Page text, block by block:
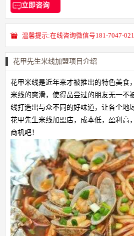
立即咨询
温馨提示:在线咨询微信号181-7047-
花甲先生米线加盟项目介绍
花甲米线是近年来才被推出的特色美食
米线的爽滑，使得品尝过的朋友无一不
线打造出与众不同的好味道，让各个地
花甲先生米线加盟店，成本低，盈利高
商机吧！